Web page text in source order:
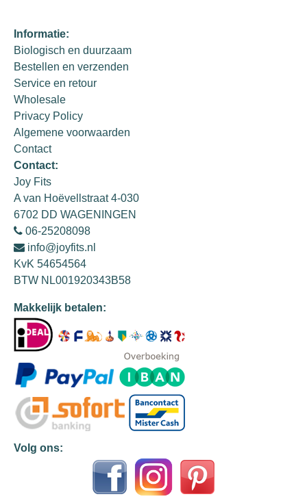
Informatie:
Biologisch en duurzaam
Bestellen en verzenden
Service en retour
Wholesale
Privacy Policy
Algemene voorwaarden
Contact
Contact:
Joy Fits
A van Hoëvellstraat 4-030
6702 DD WAGENINGEN
06-25208098
info@joyfits.nl
KvK 54654564
BTW NL001920343B58
Makkelijk betalen:
Volg ons: